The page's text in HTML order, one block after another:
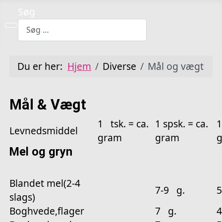
Du er her: Hjem Diverse Mål og vægt
Mål & Vægt
Levnedsmiddel
1 tsk. = ca.
gram
1 spsk. = ca.
gram
Mel og gryn
Blandet mel(2-4
slags)
7-9 g.
Boghvede,flager
7 g.